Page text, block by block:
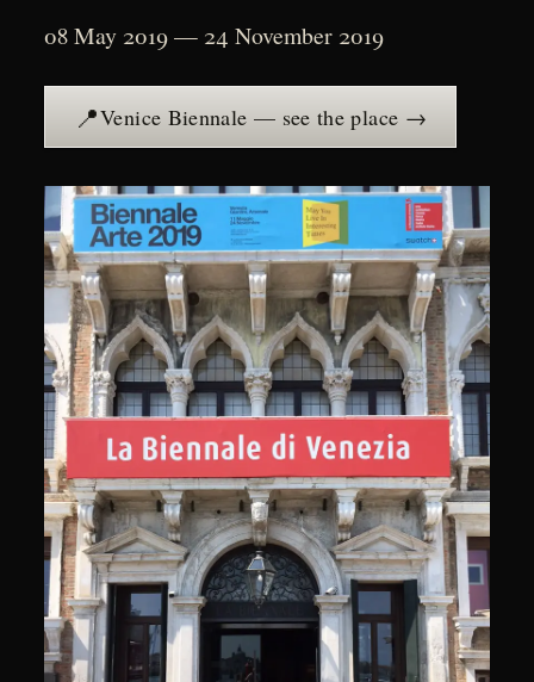
08 May 2019 — 24 November 2019
📍Venice Biennale — see the place →